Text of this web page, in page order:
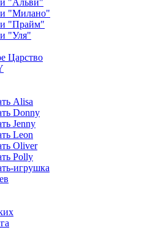
"Альви"
"Милано"
"Прайм"
"Уля"
Царство
Alisa
Donny
Jenny
Leon
Oliver
Polly
игрушка